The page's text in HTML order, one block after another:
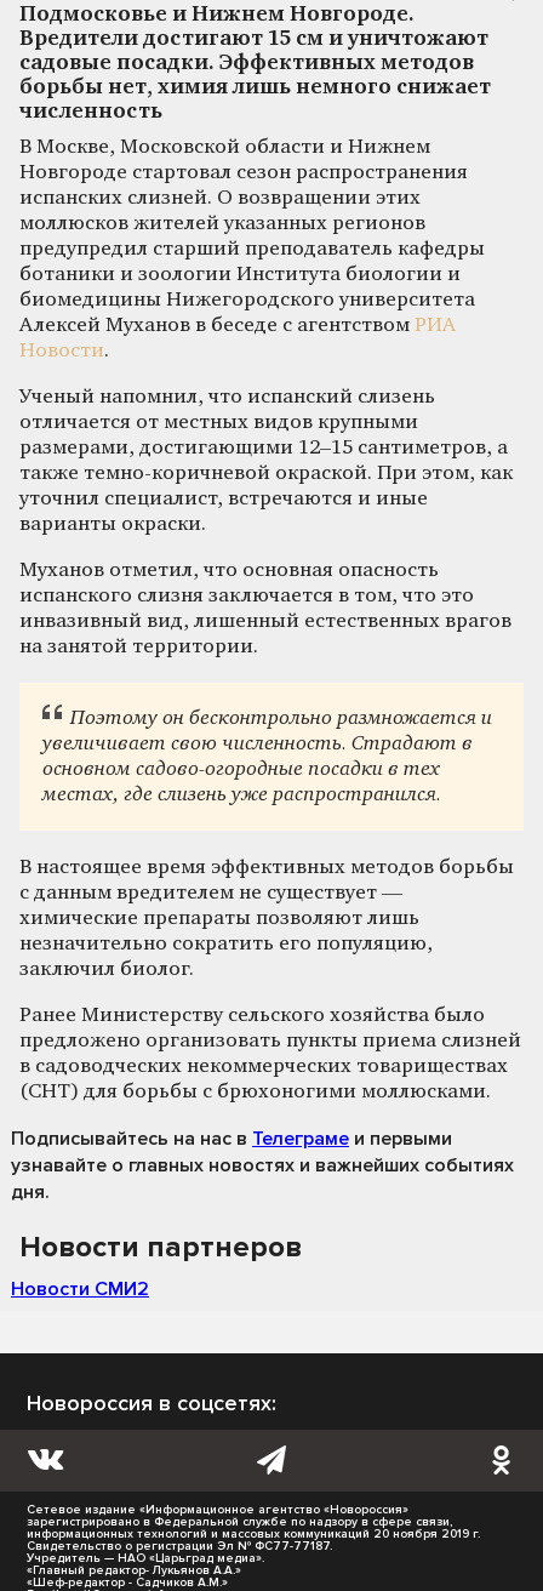
Подмосковье и Нижнем Новгороде.
Вредители достигают 15 см и уничтожают
садовые посадки. Эффективных методов
борьбы нет, химия лишь немного снижает
численность
В Москве, Московской области и Нижнем
Новгороде стартовал сезон распространения
испанских слизней. О возвращении этих
моллюсков жителей указанных регионов
предупредил старший преподаватель кафедры
ботаники и зоологии Института биологии и
биомедицины Нижегородского университета
Алексей Муханов в беседе с агентством РИА
Новости.
Ученый напомнил, что испанский слизень
отличается от местных видов крупными
размерами, достигающими 12–15 сантиметров, а
также темно-коричневой окраской. При этом, как
уточнил специалист, встречаются и иные
варианты окраски.
Муханов отметил, что основная опасность
испанского слизня заключается в том, что это
инвазивный вид, лишенный естественных врагов
на занятой территории.
Поэтому он бесконтрольно размножается и
увеличивает свою численность. Страдают в
основном садово-огородные посадки в тех
местах, где слизень уже распространился.
В настоящее время эффективных методов борьбы
с данным вредителем не существует —
химические препараты позволяют лишь
незначительно сократить его популяцию,
заключил биолог.
Ранее Министерству сельского хозяйства было
предложено организовать пункты приема слизней
в садоводческих некоммерческих товариществах
(СНТ) для борьбы с брюхоногими моллюсками.
Подписывайтесь на нас в Телеграме и первыми
узнавайте о главных новостях и важнейших событиях
дня.
Новости партнеров
Новости СМИ2
Новороссия в соцсетях:
Сетевое издание «Информационное агентство «Новороссия»
зарегистрировано в Федеральной службе по надзору в сфере связи,
информационных технологий и массовых коммуникаций 20 ноября 2019 г.
Свидетельство о регистрации Эл № ФС77-77187.
Учредитель — НАО «Царьград медиа».
«Главный редактор- Лукьянов А.А.»
«Шеф-редактор - Садчиков А.М.»